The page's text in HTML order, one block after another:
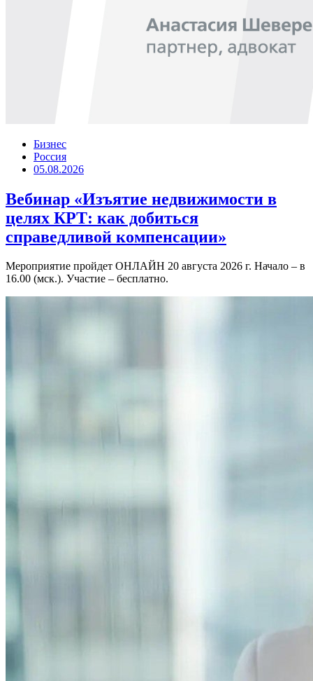
Бизнес
Россия
05.08.2026
Вебинар «Изъятие недвижимости в
целях КРТ: как добиться
справедливой компенсации»
Мероприятие пройдет ОНЛАЙН 20 августа 2026 г. Начало – в
16.00 (мск.). Участие – бесплатно.